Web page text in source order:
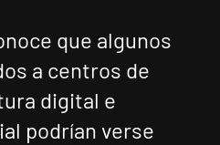
que algunos
a centros de
digital e
podrían verse